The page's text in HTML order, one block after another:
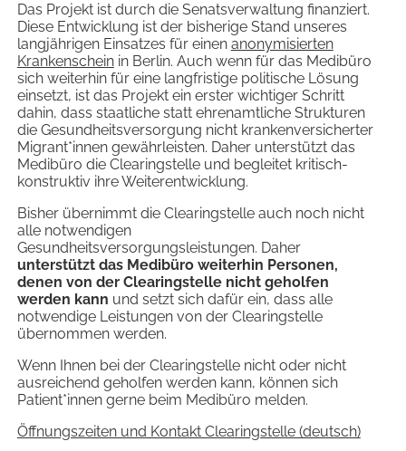
Das Projekt ist durch die Senatsverwaltung finanziert.
Diese Entwicklung ist der bisherige Stand unseres
langjährigen Einsatzes für einen anonymisierten
Krankenscheinin Berlin. Auch wenn für das Medibüro
sich weiterhin für eine langfristige politische Lösung
einsetzt, ist das Projekt ein erster wichtiger Schritt
dahin, dass staatliche statt ehrenamtliche Strukturen
die Gesundheitsversorgung nicht krankenversicherter
Migrant*innen gewährleisten. Daher unterstützt das
Medibüro die Clearingstelle und begleitet kritisch-
konstruktiv ihre Weiterentwicklung.
Bisher übernimmt die Clearingstelle auch noch nicht
alle notwendigen
Gesundheitsversorgungsleistungen. Daher
unterstützt das Medibüro weiterhin Personen,
denen von der Clearingstelle nicht geholfen
werden kann und setzt sich dafür ein, dass alle
notwendige Leistungen von der Clearingstelle
übernommen werden.
Wenn Ihnen bei der Clearingstelle nicht oder nicht
ausreichend geholfen werden kann, können sich
Patient*innen gerne beim Medibüro melden.
Öffnungszeiten und Kontakt Clearingstelle (deutsch)